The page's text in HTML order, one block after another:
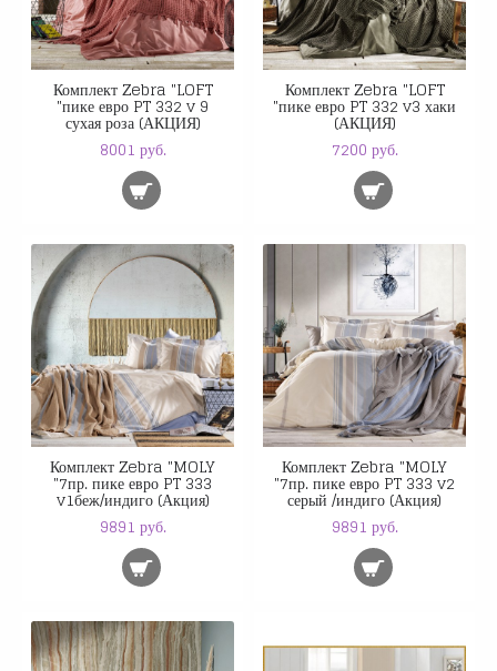
Комплект Zebra "LOFT
"пике евро PT 332 v 9
сухая роза (АКЦИЯ)
8001 руб.
Комплект Zebra "LOFT
"пике евро PT 332 v3 хаки
(АКЦИЯ)
7200 руб.
Комплект Zebra "MOLY
"7пр. пике евро PT 333
v1беж/индиго (Акция)
9891 руб.
Комплект Zebra "MOLY
"7пр. пике евро PT 333 v2
серый /индиго (Акция)
9891 руб.